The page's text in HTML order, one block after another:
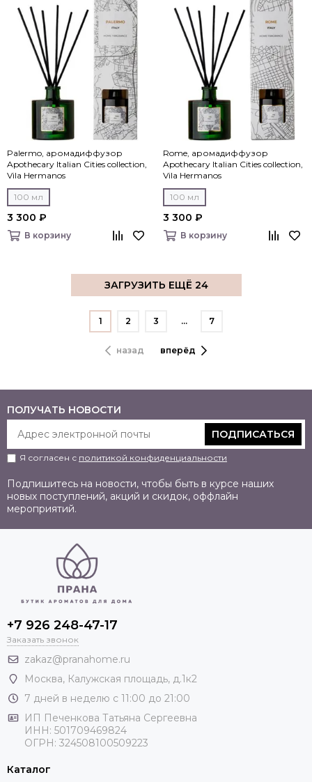
Palermo, аромадиффузор
Apothecary Italian Cities collection,
Vila Hermanos
100 мл
3 300 ₽
В корзину
Rome, аромадиффузор
Apothecary Italian Cities collection,
Vila Hermanos
100 мл
3 300 ₽
В корзину
ЗАГРУЗИТЬ ЕЩЁ 24
назад
1 2 3 … 7
вперёд
ПОЛУЧАТЬ НОВОСТИ
ПОДПИСАТЬСЯ
Я согласен с политикой конфиденциальности
Подпишитесь на новости, чтобы быть в курсе наших
новых поступлений, акций и скидок, оффлайн
мероприятий.
+7 926 248-47-17
Заказать звонок
zakaz@pranahome.ru
Москва, Калужская площадь, д.1к2
7 дней в неделю с 11:00 до 21:00
ИП Печенкова Татьяна Сергеевна
ИНН: 501709469824
ОГРН: 324508100509223
Каталог